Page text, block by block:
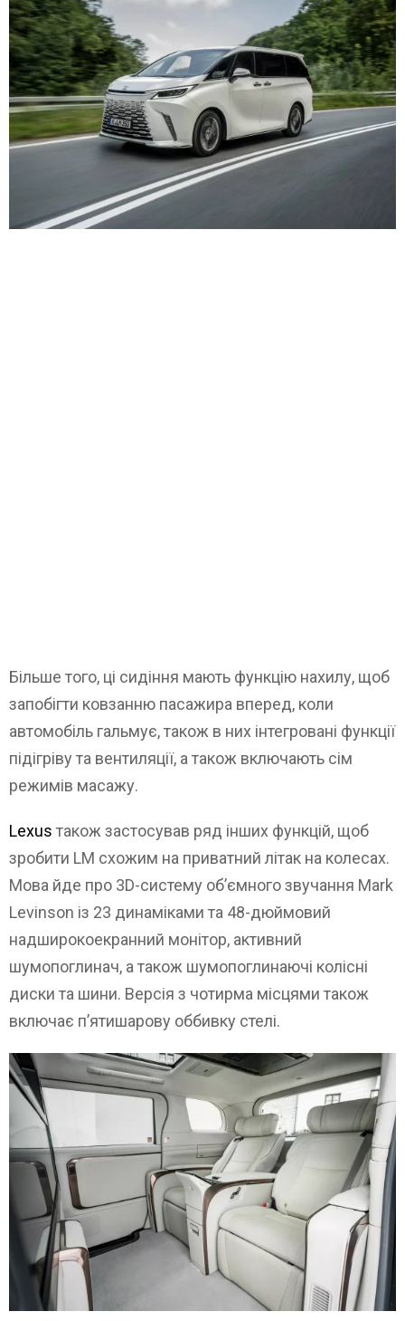
Більше того, ці сидіння мають функцію нахилу, щоб
запобігти ковзанню пасажира вперед, коли
автомобіль гальмує, також в них інтегровані функції
підігріву та вентиляції, а також включають сім
режимів масажу.
Lexus також застосував ряд інших функцій, щоб
зробити LM схожим на приватний літак на колесах.
Мова йде про 3D-систему об’ємного звучання Mark
Levinson із 23 динаміками та 48-дюймовий
надширокоекранний монітор, активний
шумопоглинач, а також шумопоглинаючі колісні
диски та шини. Версія з чотирма місцями також
включає п’ятишарову оббивку стелі.